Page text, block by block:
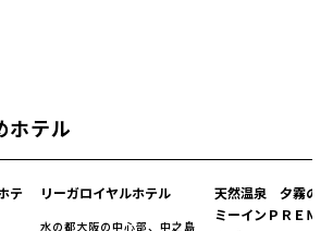
ホテル
テ
リーガロイヤルホテル
水の都大阪の中心部、中之島
天然温泉 夕霧の
ミーインＰＲＥＭ